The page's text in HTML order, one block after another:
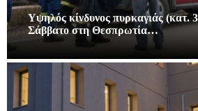
Υψηλός κίνδυνος πυρκαγιάς (κατ.
Σάββατο στη Θεσπρωτία…